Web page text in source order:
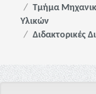
Τμήμα
Υλικών
Διδακτορικές